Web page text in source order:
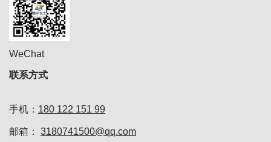
WeChat
联系方式
手机： 180 122 151 99
邮箱： 3180741500@qq.com